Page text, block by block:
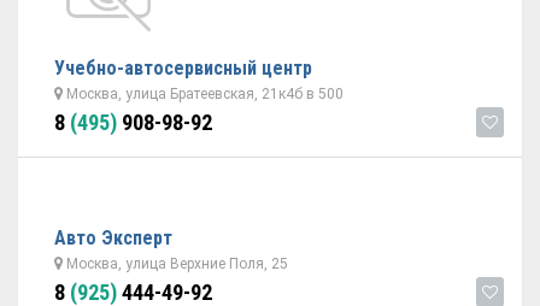
Учебно-автосервисный центр
Москва, улица Братеевская, 21к4б в 500
8 (495) 908-98-92
Авто Эксперт
Москва, улица Верхние Поля, 25
8 (925)444-49-92